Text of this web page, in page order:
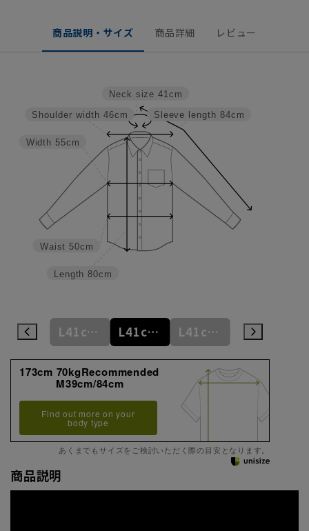
商品説明・サイズ 商品詳細 レビュー
Sleeve length 84cm
Neck size 41cm
Length 80cm
Waist 50cm
Width 55cm
Shoulder width 46cm
L41cm/82cm L41cm/84cm L41cm/86cm
173cm 70kgRecommended
M39cm/84cm
Find out more on your
body type
あくまでもサイズをご検討いただく際の目安となります。
商品説明